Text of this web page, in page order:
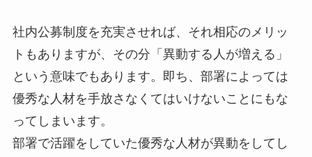
社内公募制度を充実させれば、それ相応のメリッ
トもありますが、その分「異動する人が増える」
という意味でもあります。即ち、部署によっては
優秀な人材を手放さなくてはいけないことにもな
ってしまいます。
部署で活躍をしていた優秀な人材が異動をしてし